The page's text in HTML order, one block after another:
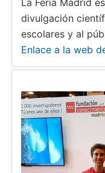
divulgación
escolares y al
Enlace a la web